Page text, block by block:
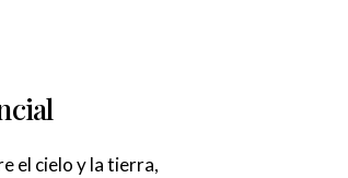
el cielo y la tierra,